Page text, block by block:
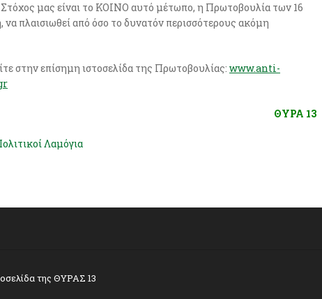
μας είναι το ΚΟΙΝΟ αυτό μέτωπο, η Πρωτοβουλία των 16
πλαισιωθεί από όσο το δυνατόν περισσότερους ακόμη
στην επίσημη ιστοσελίδα της Πρωτοβουλίας: www.anti-
ΘΥΡΑ 13
Λαμόγια
της ΘΥΡΑΣ 13